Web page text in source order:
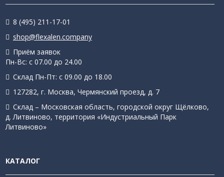
8 (495) 211-17-01
shop@flexalen.company
Приём заявок
Пн-Вс: с 07.00 до 24.00
Склад Пн-Пт: с 09.00 до 18.00
127282, г. Москва, Чермянский проезд, д. 7
Склад – Московская область, городской округ Щёлково,
д. Литвиново, территория «Индустриальный Парк
Литвиново»
КАТАЛОГ